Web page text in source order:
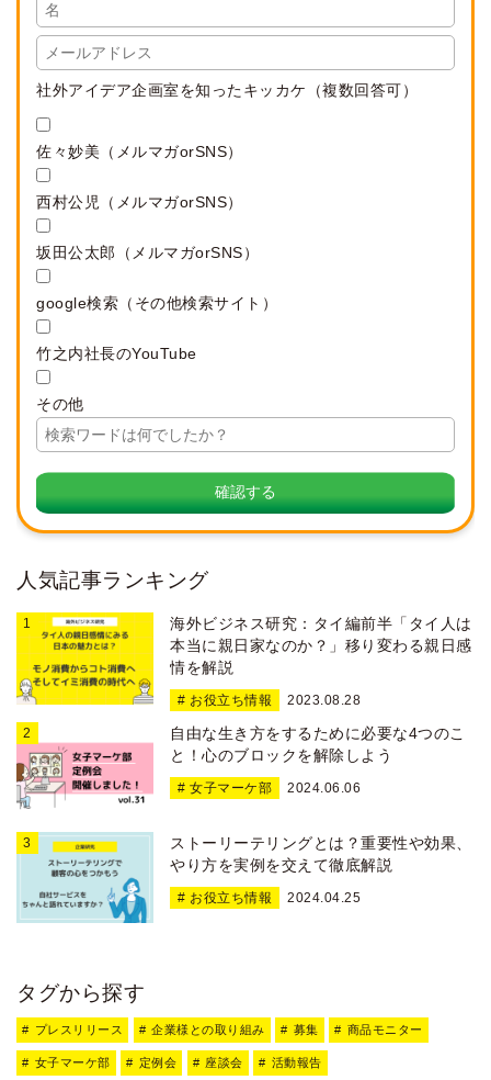
社外アイデア企画室を知ったキッカケ（複数回答可）
佐々妙美（メルマガorSNS）
西村公児（メルマガorSNS）
坂田公太郎（メルマガorSNS）
google検索（その他検索サイト）
竹之内社長のYouTube
その他
人気記事ランキング
海外ビジネス研究：タイ編前半「タイ人は
本当に親日家なのか？」移り変わる親日感
情を解説
# お役立ち情報 2023.08.28
自由な生き方をするために必要な4つのこ
と！心のブロックを解除しよう
# 女子マーケ部 2024.06.06
ストーリーテリングとは？重要性や効果、
やり方を実例を交えて徹底解説
# お役立ち情報 2024.04.25
タグから探す
プレスリリース 企業様との取り組み 募集 商品モニター
女子マーケ部 定例会 座談会 活動報告